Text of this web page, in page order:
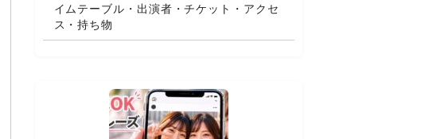
イムテーブル・出演者・チケット・アクセ
ス・持ち物